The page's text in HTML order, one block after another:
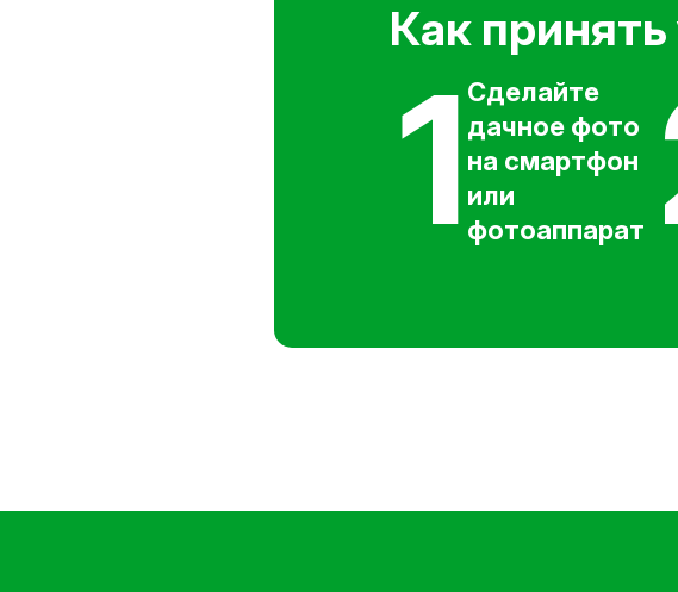
Как принять
1 Сделайте
дачное фото
на смартфон
или
фотоаппарат